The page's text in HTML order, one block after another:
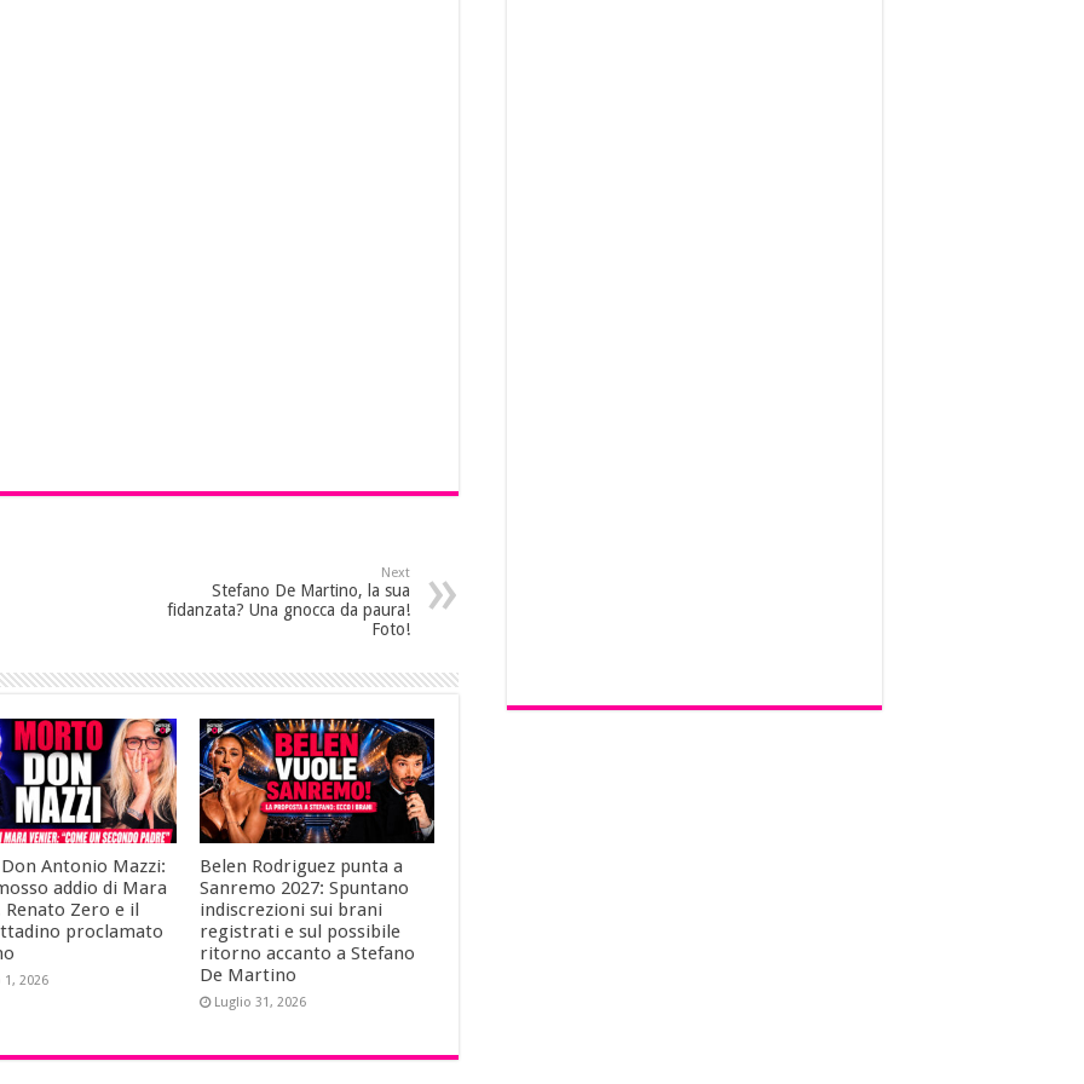
Next
Stefano De Martino, la sua
fidanzata? Una gnocca da paura!
Foto!
Antonio Mazzi:
addio di Mara
Zero e il
proclamato
2026
Belen Rodriguez punta a
Sanremo 2027: Spuntano
indiscrezioni sui brani
registrati e sul possibile
ritorno accanto a Stefano
De Martino
Luglio 31, 2026